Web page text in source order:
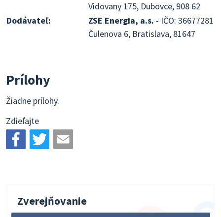
Vidovany 175, Dubovce, 908 62
Dodávateľ:
ZSE Energia, a.s. - IČO: 36677281
Čulenova 6, Bratislava, 81647
Prílohy
Žiadne prílohy.
Zdieľajte
Zverejňovanie